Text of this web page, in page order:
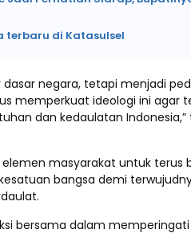
terbaru di Katasulsel
dasar negara, tetapi menjadi
memperkuat ideologi ini agar
dan kedaulatan Indonesia,”
masyarakat untuk terus
bangsa demi
bersama dalam